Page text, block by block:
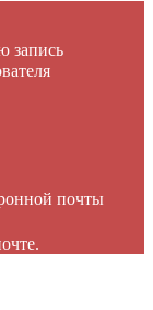
запись
почты